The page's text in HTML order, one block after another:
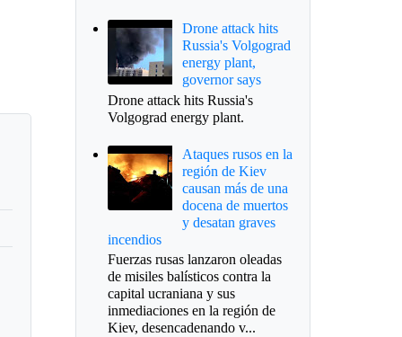
Drone attack hits
Russia's Volgograd
energy plant,
governor says
Drone attack hits Russia's
Volgograd energy plant.
Ataques rusos en la
región de Kiev
causan más de una
docena de muertos
y desatan graves
incendios
Fuerzas rusas lanzaron oleadas
de misiles balísticos contra la
capital ucraniana y sus
inmediaciones en la región de
Kiev, desencadenando v...